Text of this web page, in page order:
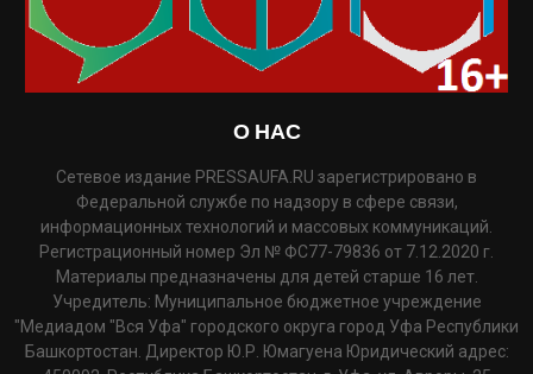
О НАС
Сетевое издание PRESSAUFA.RU зарегистрировано в
Федеральной службе по надзору в сфере связи,
информационных технологий и массовых коммуникаций.
Регистрационный номер Эл № ФС77-79836 от 7.12.2020 г.
Материалы предназначены для детей старше 16 лет.
Учредитель: Муниципальное бюджетное учреждение
"Медиадом "Вся Уфа" городского округа город Уфа Республики
Башкортостан. Директор Ю.Р. Юмагуена Юридический адрес: